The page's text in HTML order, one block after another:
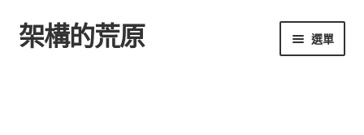
跳
至
跳
至
架構的荒原 選單